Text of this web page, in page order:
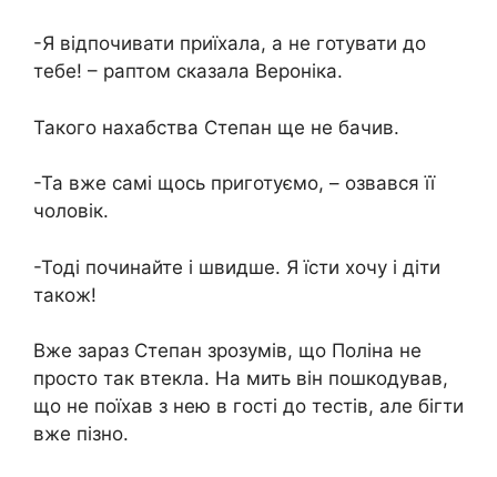
-Я відпочивати приїхала, а не готувати до
тебе! – раптом сказала Вероніка.
Такого нахабства Степан ще не бачив.
-Та вже самі щось приготуємо, – озвався її
чоловік.
-Тоді починайте і швидше. Я їсти хочу і діти
також!
Вже зараз Степан зрозумів, що Поліна не
просто так втекла. На мить він пошкодував,
що не поїхав з нею в гості до тестів, але бігти
вже пізно.